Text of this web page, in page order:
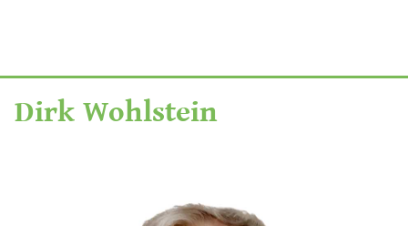
Dirk Wohlstein